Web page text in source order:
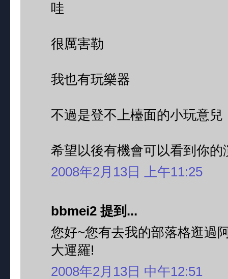
哇
很厲害勒
我也有玩樂器
不過是登不上檯面的小玩意兒
希望以後有機會可以看到你的
2008年2月13日 上午11:25
bbmei2 提到...
您好~您有去我的部落格逛過
大運羅!
2008年2月13日 中午12:51